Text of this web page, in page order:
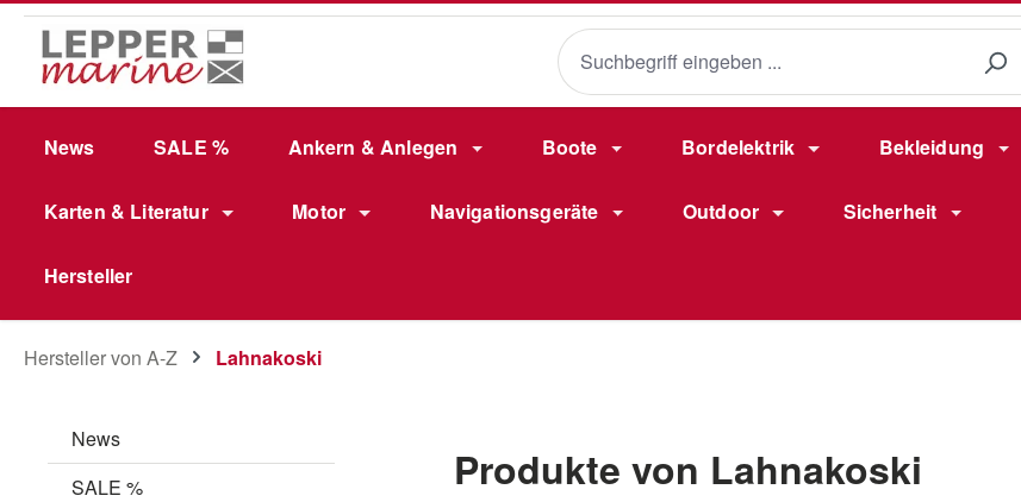
Hauptinhalt springen
Zur Suche springen
Zur Hauptnavigation springen
News SALE % Ankern & Anlegen Boote Bordelektrik Bekleidung
Karten & Literatur Motor Navigationsgeräte Outdoor Sicherheit
Hersteller
Hersteller von A-Z Lahnakoski
News
SALE %
Produkte von Lahnakoski